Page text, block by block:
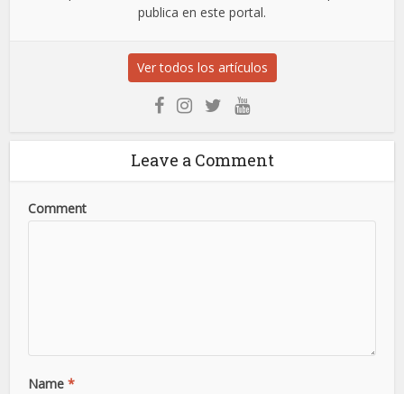
publica en este portal.
Ver todos los artículos
Leave a Comment
Comment
Name *